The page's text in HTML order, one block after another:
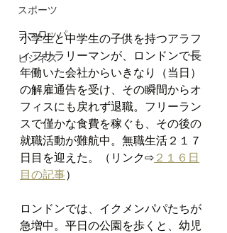
スポーツ
ヨーロッパ
ビジネス
小学生と中学生の子供を持つアラフ
ィフサラリーマンが、ロンドンで長
年働いた会社からいきなり（当日）
の解雇通告を受け、その瞬間からオ
フィスにも戻れず退職。フリーラン
スで僅かな食費を稼ぐも、その後の
就職活動が難航中。無職生活２１７
日目を迎えた。（リンク⇨２１６日
目の記事）
ロンドンでは、イクメンパパたちが
急増中。平日の公園を歩くと、幼児